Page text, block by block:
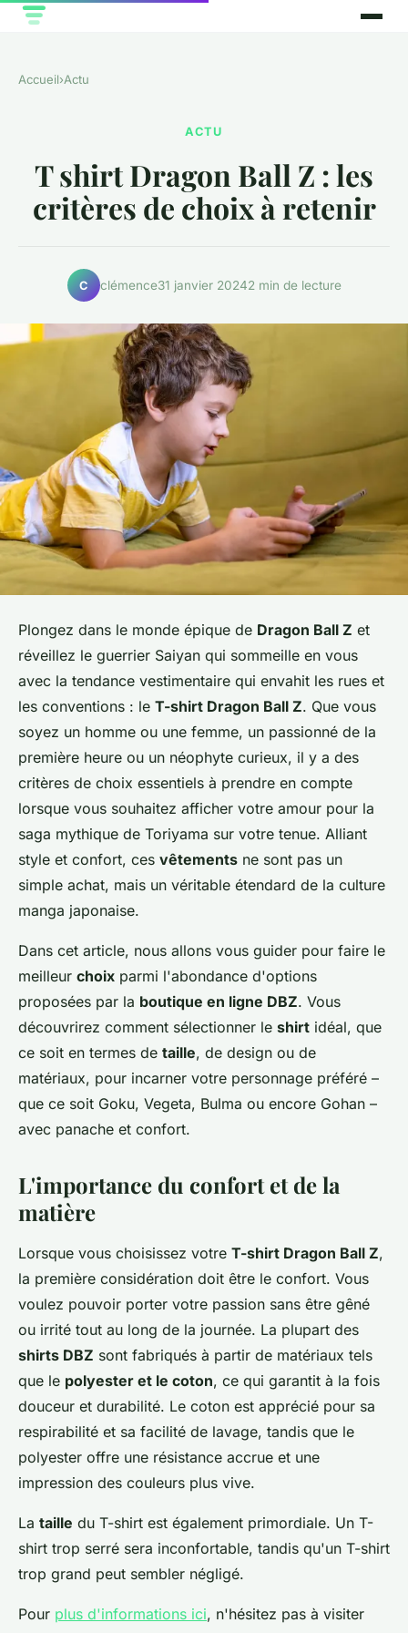
Accueil›Actu
ACTU
T shirt Dragon Ball Z : les
critères de choix à retenir
C clémence31 janvier 20242 min de lecture
Plongez dans le monde épique de Dragon Ball Z et
réveillez le guerrier Saiyan qui sommeille en vous
avec la tendance vestimentaire qui envahit les rues et
les conventions : le T-shirt Dragon Ball Z. Que vous
soyez un homme ou une femme, un passionné de la
première heure ou un néophyte curieux, il y a des
critères de choix essentiels à prendre en compte
lorsque vous souhaitez afficher votre amour pour la
saga mythique de Toriyama sur votre tenue. Alliant
style et confort, ces vêtements ne sont pas un
simple achat, mais un véritable étendard de la culture
manga japonaise.
Dans cet article, nous allons vous guider pour faire le
meilleur choix parmi l'abondance d'options
proposées par la boutique en ligne DBZ. Vous
découvrirez comment sélectionner le shirt idéal, que
ce soit en termes de taille, de design ou de
matériaux, pour incarner votre personnage préféré –
que ce soit Goku, Vegeta, Bulma ou encore Gohan –
avec panache et confort.
L'importance du confort et de la
matière
Lorsque vous choisissez votre T-shirt Dragon Ball Z,
la première considération doit être le confort. Vous
voulez pouvoir porter votre passion sans être gêné
ou irrité tout au long de la journée. La plupart des
shirts DBZ sont fabriqués à partir de matériaux tels
que le polyester et le coton, ce qui garantit à la fois
douceur et durabilité. Le coton est apprécié pour sa
respirabilité et sa facilité de lavage, tandis que le
polyester offre une résistance accrue et une
impression des couleurs plus vive.
La taille du T-shirt est également primordiale. Un T-
shirt trop serré sera inconfortable, tandis qu'un T-shirt
trop grand peut sembler négligé.
Pour plus d'informations ici, n'hésitez pas à visiter